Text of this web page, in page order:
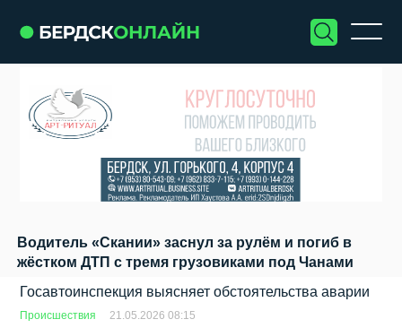
Водитель «Скании» заснул за рулём и погиб в
жёстком ДТП с тремя грузовиками под Чанами
Госавтоинспекция выясняет обстоятельства аварии
Происшествия
21.05.2026 08:15